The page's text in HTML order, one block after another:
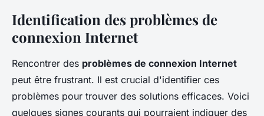
Identification des problèmes de
connexion Internet
Rencontrer des problèmes de connexion Internet
peut être frustrant. Il est crucial d'identifier ces
problèmes pour trouver des solutions efficaces. Voici
quelques signes courants qui pourraient indiquer des